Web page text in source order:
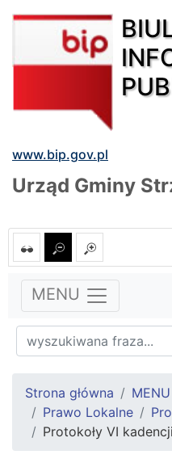
www.bip.gov.pl
Urząd Gminy
MENU
Strona główna
Prawo Lokalne
Protokoły VI